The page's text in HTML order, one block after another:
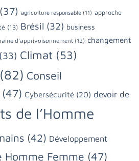
(37) agriculture responsable (11) approche
(13) Brésil (32) business
d'apprivoisonnement (12) changement
(33) Climat (53)
(82) Conseil
(47) Cybersécurité (20) devoir de
de l’Homme
(42) Développement
Homme Femme (47)